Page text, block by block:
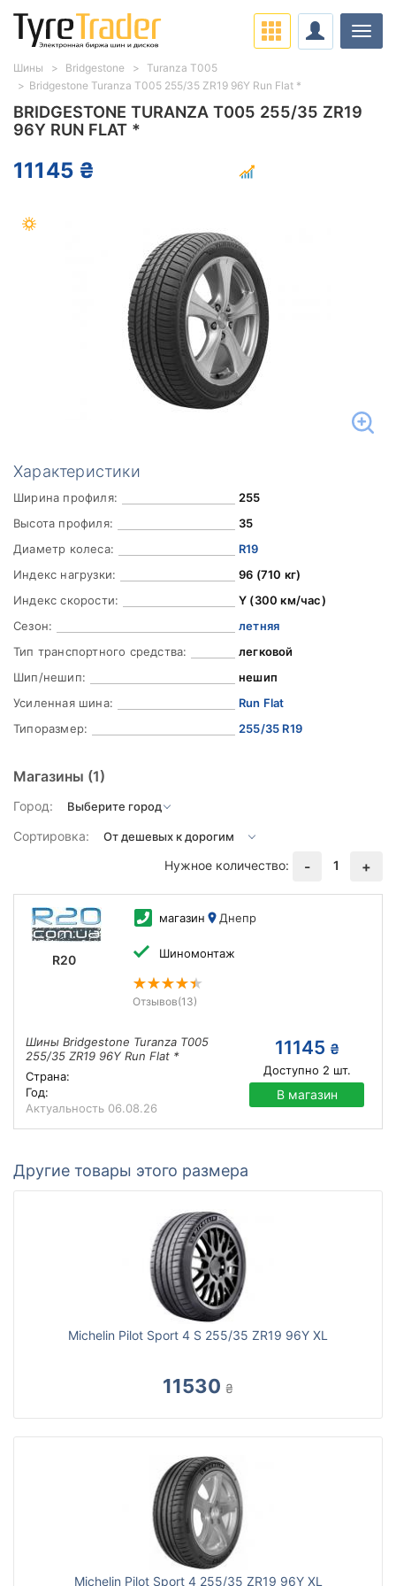
BRIDGESTONE TURANZA T005 255/35 ZR19
96Y RUN FLAT *
11145 ₴
Характеристики
Ширина профиля:
255
Высота профиля:
35
Диаметр колеса:
R19
Индекс нагрузки:
96 (710 кг)
Индекс скорости:
Y (300 км/час)
Сезон:
летняя
Тип транспортного средства:
легковой
Шип/нешип:
нешип
Усиленная шина:
Run Flat
Типоразмер:
255/35 R19
Магазины (1)
Город:
Сортировка:
Нужное количество:
- 1 +
R20
магазин Днепр
Шиномонтаж
Отзывов(13)
Шины Bridgestone Turanza T005
255/35 ZR19 96Y Run Flat *
Страна:
Год:
Актуальность 06.08.26
11145 ₴
Доступно 2 шт.
В магазин
Другие товары этого размера
Michelin Pilot Sport 4 S 255/35 ZR19 96Y XL
11530 ₴
Michelin Pilot Sport 4 255/35 ZR19 96Y XL
Шины Bridgestone
Turanza T005
Bridgestone Turanza T005 255/35 ZR19 96Y Run Flat *